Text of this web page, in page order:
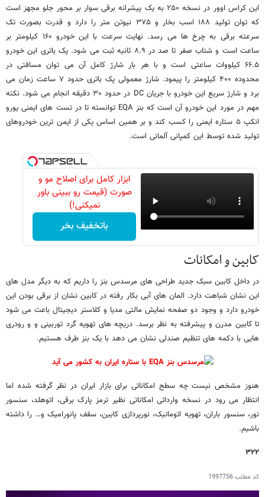
این کراس اوور در نسخه ۲۵۰ به یک پیشرانه برقی سوار بر محور جلو مجهز است
که توان تولید ۱۸۸ اسب بخار و ۳۷۵ نیوتن متر را دارد و قدرت بصورت تک
سرعته برقی به چرخ ها می رسد. نهایت سرعت با این خودرو ۱۶۰ کیلومتر بر
ساعت است و شتاب صفر تا صد در ۸.۹ ثانیه ثبت می شود. پک باتری این خودرو
۶۶.۵ کیلووات ساعتی است و با هر بار شارژ کامل آن می توان مسافتی در
محدوده ۴۰۰ کیلومتر را پیمود. شارژ معمولی پک باتری حدود ۷ ساعت زمان می
برد و شارژ سریع این خودرو با جریان DC در حدود ۳۰ دقیقه انجام می شود. نکته
مهم در مورد این خودرو آن است که بنز EQA توانسته تا در تست های ایمنی یورو
انکپ ۵ ستاره ایمنی را کسب کند و بر همین اساس یکی از ایمن ترین خودروهای
تولید شده توسط این کمپانی آلمانی است.
ابزار کامل برای اصلاح مو و
صورت (قیمت رو ببینی باور
نمیکنی!)
باتخفیف بخر
کابین و امکانات
در داخل کابین سبک جدید طراحی های مرسدس بنز را داریم که به دیگر مدل های
این نشان شباهت دارد. المان های آبی بکار رفته در کابین نشان از برقی بودن این
خودرو دارد و وجود دو صفحه نمایش مالتی مدیا و کلاستر دیجیتال باعث می شود
تا کابین مدرن و پیشرفته به نظر برسد. دریچه های تهویه گرد توربینی و و رودری
هایی با دکمه های تنظیم صندلی نشان می دهد با یک بنز طرف هستیم.
هنوز مشخص نیست چه سطح امکاناتی برای بازار ایران در نظر گرفته شده اما
انتظار می رود در نسخه وارداتی امکاناتی نظیر ترمز پارک برقی، اتوهلد، سنسور
نور، سنسور باران، تهویه اتوماتیک، نورپردازی کابین، سقف پانورامیک و… را داشته
باشیم.
۳۲۲
کد مطلب1997756